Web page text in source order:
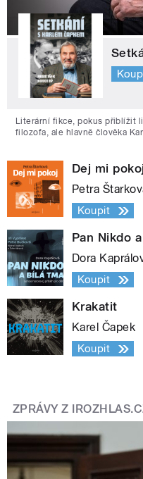
Literární fikce, pokus přiblížit
filozofa, ale hlavně člověka
Dej mi pokoj
Petra
Koupit
Pan Nikdo
Dora
Koupit
Krakatit
Karel Čapek
Koupit
ZPRÁVY Z